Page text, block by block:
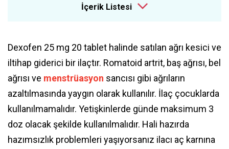
İçerik Listesi
Dexofen 25 mg 20 tablet halinde satılan ağrı kesici ve
iltihap giderici bir ilaçtır. Romatoid artrit, baş ağrısı, bel
ağrısı ve menstrüasyon sancısı gibi ağrıların
azaltılmasında yaygın olarak kullanılır. İlaç çocuklarda
kullanılmamalıdır. Yetişkinlerde günde maksimum 3
doz olacak şekilde kullanılmalıdır. Hali hazırda
hazımsızlık problemleri yaşıyorsanız ilacı aç karnına